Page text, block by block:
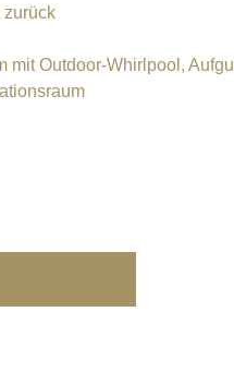
zurück
mit Outdoor-Whirlpool,